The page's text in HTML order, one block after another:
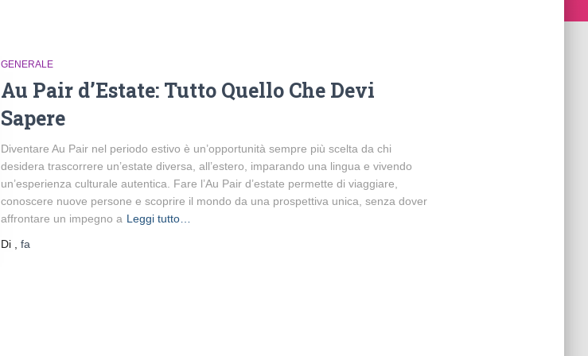
GENERALE
Au Pair d’Estate: Tutto Quello Che Devi
Sapere
Diventare Au Pair nel periodo estivo è un’opportunità sempre più scelta da chi
desidera trascorrere un’estate diversa, all’estero, imparando una lingua e vivendo
un’esperienza culturale autentica. Fare l’Au Pair d’estate permette di viaggiare,
conoscere nuove persone e scoprire il mondo da una prospettiva unica, senza dover
affrontare un impegno a Leggi tutto…
Di
fa